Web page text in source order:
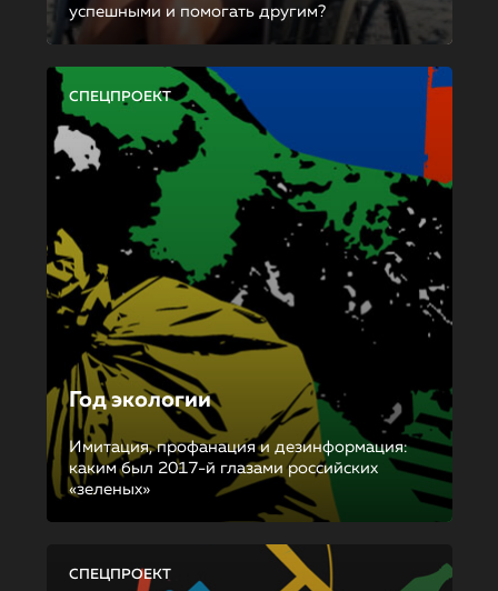
успешными и помогать другим?
СПЕЦПРОЕКТ
Год экологии
Имитация, профанация и дезинформация:
каким был 2017-й глазами российских
«зеленых»
СПЕЦПРОЕКТ